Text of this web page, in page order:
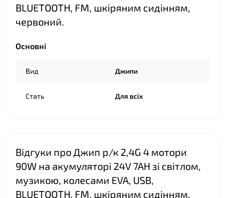
BLUETOOTH, FM, шкіряним сидінням,
червоний.
Основні
Вид Джипи
Стать Для всіх
Відгуки про Джип р/к 2,4G 4 мотори
90W на акумуляторі 24V 7AH зі світлом,
музикою, колесами EVA, USB,
BLUETOOTH, FM, шкіряним сидінням,